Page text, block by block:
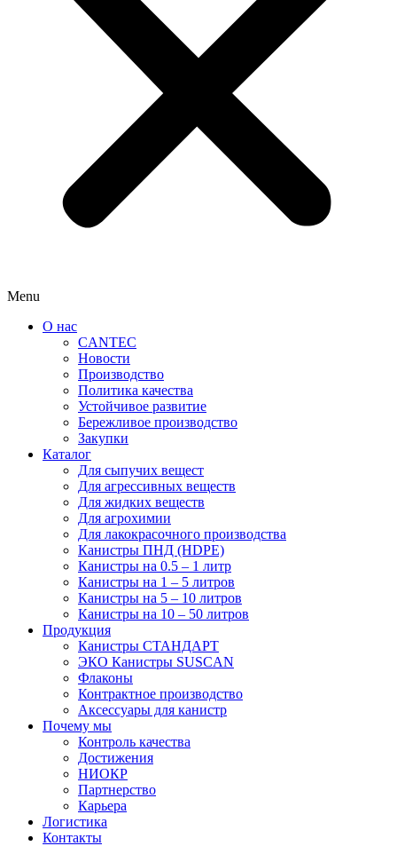
Menu
О нас
CANTEC
Новости
Производство
Политика качества
Устойчивое развитие
Бережливое производство
Закупки
Каталог
Для сыпучих вещест
Для агрессивных веществ
Для жидких веществ
Для агрохимии
Для лакокрасочного производства
Канистры ПНД (HDPE)
Канистры на 0.5 – 1 литр
Канистры на 1 – 5 литров
Канистры на 5 – 10 литров
Канистры на 10 – 50 литров
Продукция
Канистры СТАНДАРТ
ЭКО Канистры SUSCAN
Флаконы
Контрактное производство
Аксессуары для канистр
Почему мы
Контроль качества
Достижения
НИОКР
Партнерство
Карьера
Логистика
Контакты